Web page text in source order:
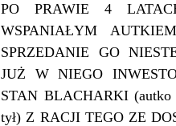
PO PRAWIE 4
WSPANIAŁYM
SPRZEDANIE GO
JUŻ W NIEGO
STAN BLACHARKI (autko
tył) Z RACJI TEGO ZE